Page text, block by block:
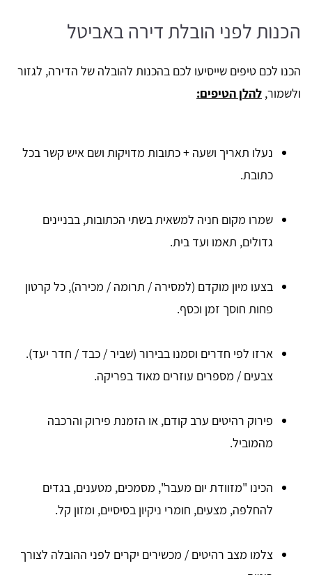
הכנות לפני הובלת דירה באביטל
הכנו לכם טיפים שייסיעו לכם בהכנות להובלה של הדירה, לגזור
ולשמור, להלן הטיפים:
נעלו תאריך ושעה + כתובות מדויקות ושם איש קשר בכל
כתובת.
שמרו מקום חניה למשאית בשתי הכתובות, בבניינים
גדולים, תאמו ועד בית.
בצעו מיון מוקדם (למסירה / תרומה / מכירה), כל קרטון
פחות חוסך זמן וכסף.
ארזו לפי חדרים וסמנו בבירור (שביר / כבד / חדר יעד).
צבעים / מספרים עוזרים מאוד בפריקה.
פירוק רהיטים ערב קודם, או הזמנת פירוק והרכבה
מהמוביל.
הכינו "מזוודת יום מעבר", מסמכים, מטענים, בגדים
להחלפה, מצעים, חומרי ניקיון בסיסיים, ומזון קל.
צלמו מצב רהיטים / מכשירים יקרים לפני ההובלה לצורך